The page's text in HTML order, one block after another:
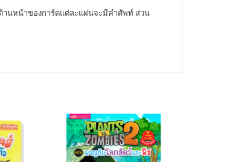
านหน้าของการ์ดแต่ละแผ่นจะมีคำศัพท์ ส่วน